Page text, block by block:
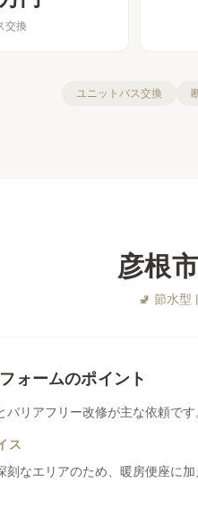
交換
ユニットバス交換
彦根市
🚽 節水型
ォームのポイント
リアフリー改修が主な依頼で
ス
刻なエリアのため、暖房便座に